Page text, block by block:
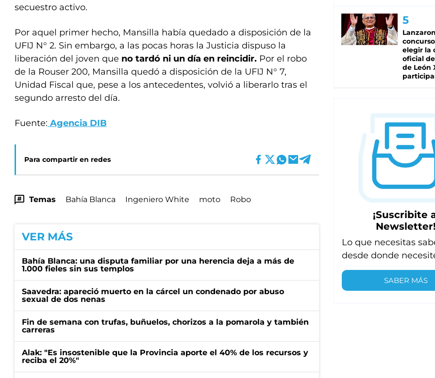
secuestro activo.
Por aquel primer hecho, Mansilla había quedado a disposición de la
UFIJ N° 2. Sin embargo, a las pocas horas la Justicia dispuso la
liberación del joven que no tardó ni un día en reincidir. Por el robo
de la Rouser 200, Mansilla quedó a disposición de la UFIJ N° 7,
Unidad Fiscal que, pese a los antecedentes, volvió a liberarlo tras el
segundo arresto del día.
Fuente: Agencia DIB
Para compartir en redes
Temas Bahía Blanca Ingeniero White moto Robo
VER MÁS
Bahía Blanca: una disputa familiar por una herencia deja a más de
1.000 fieles sin sus templos
Saavedra: apareció muerto en la cárcel un condenado por abuso
sexual de dos nenas
Fin de semana con trufas, buñuelos, chorizos a la pomarola y también
carreras
Alak: "Es insostenible que la Provincia aporte el 40% de los recursos y
reciba el 20%"
elegir la
oficial
de León
¡Suscribite
Newsletter!
Lo que necesitas
desde donde
SABER MÁS